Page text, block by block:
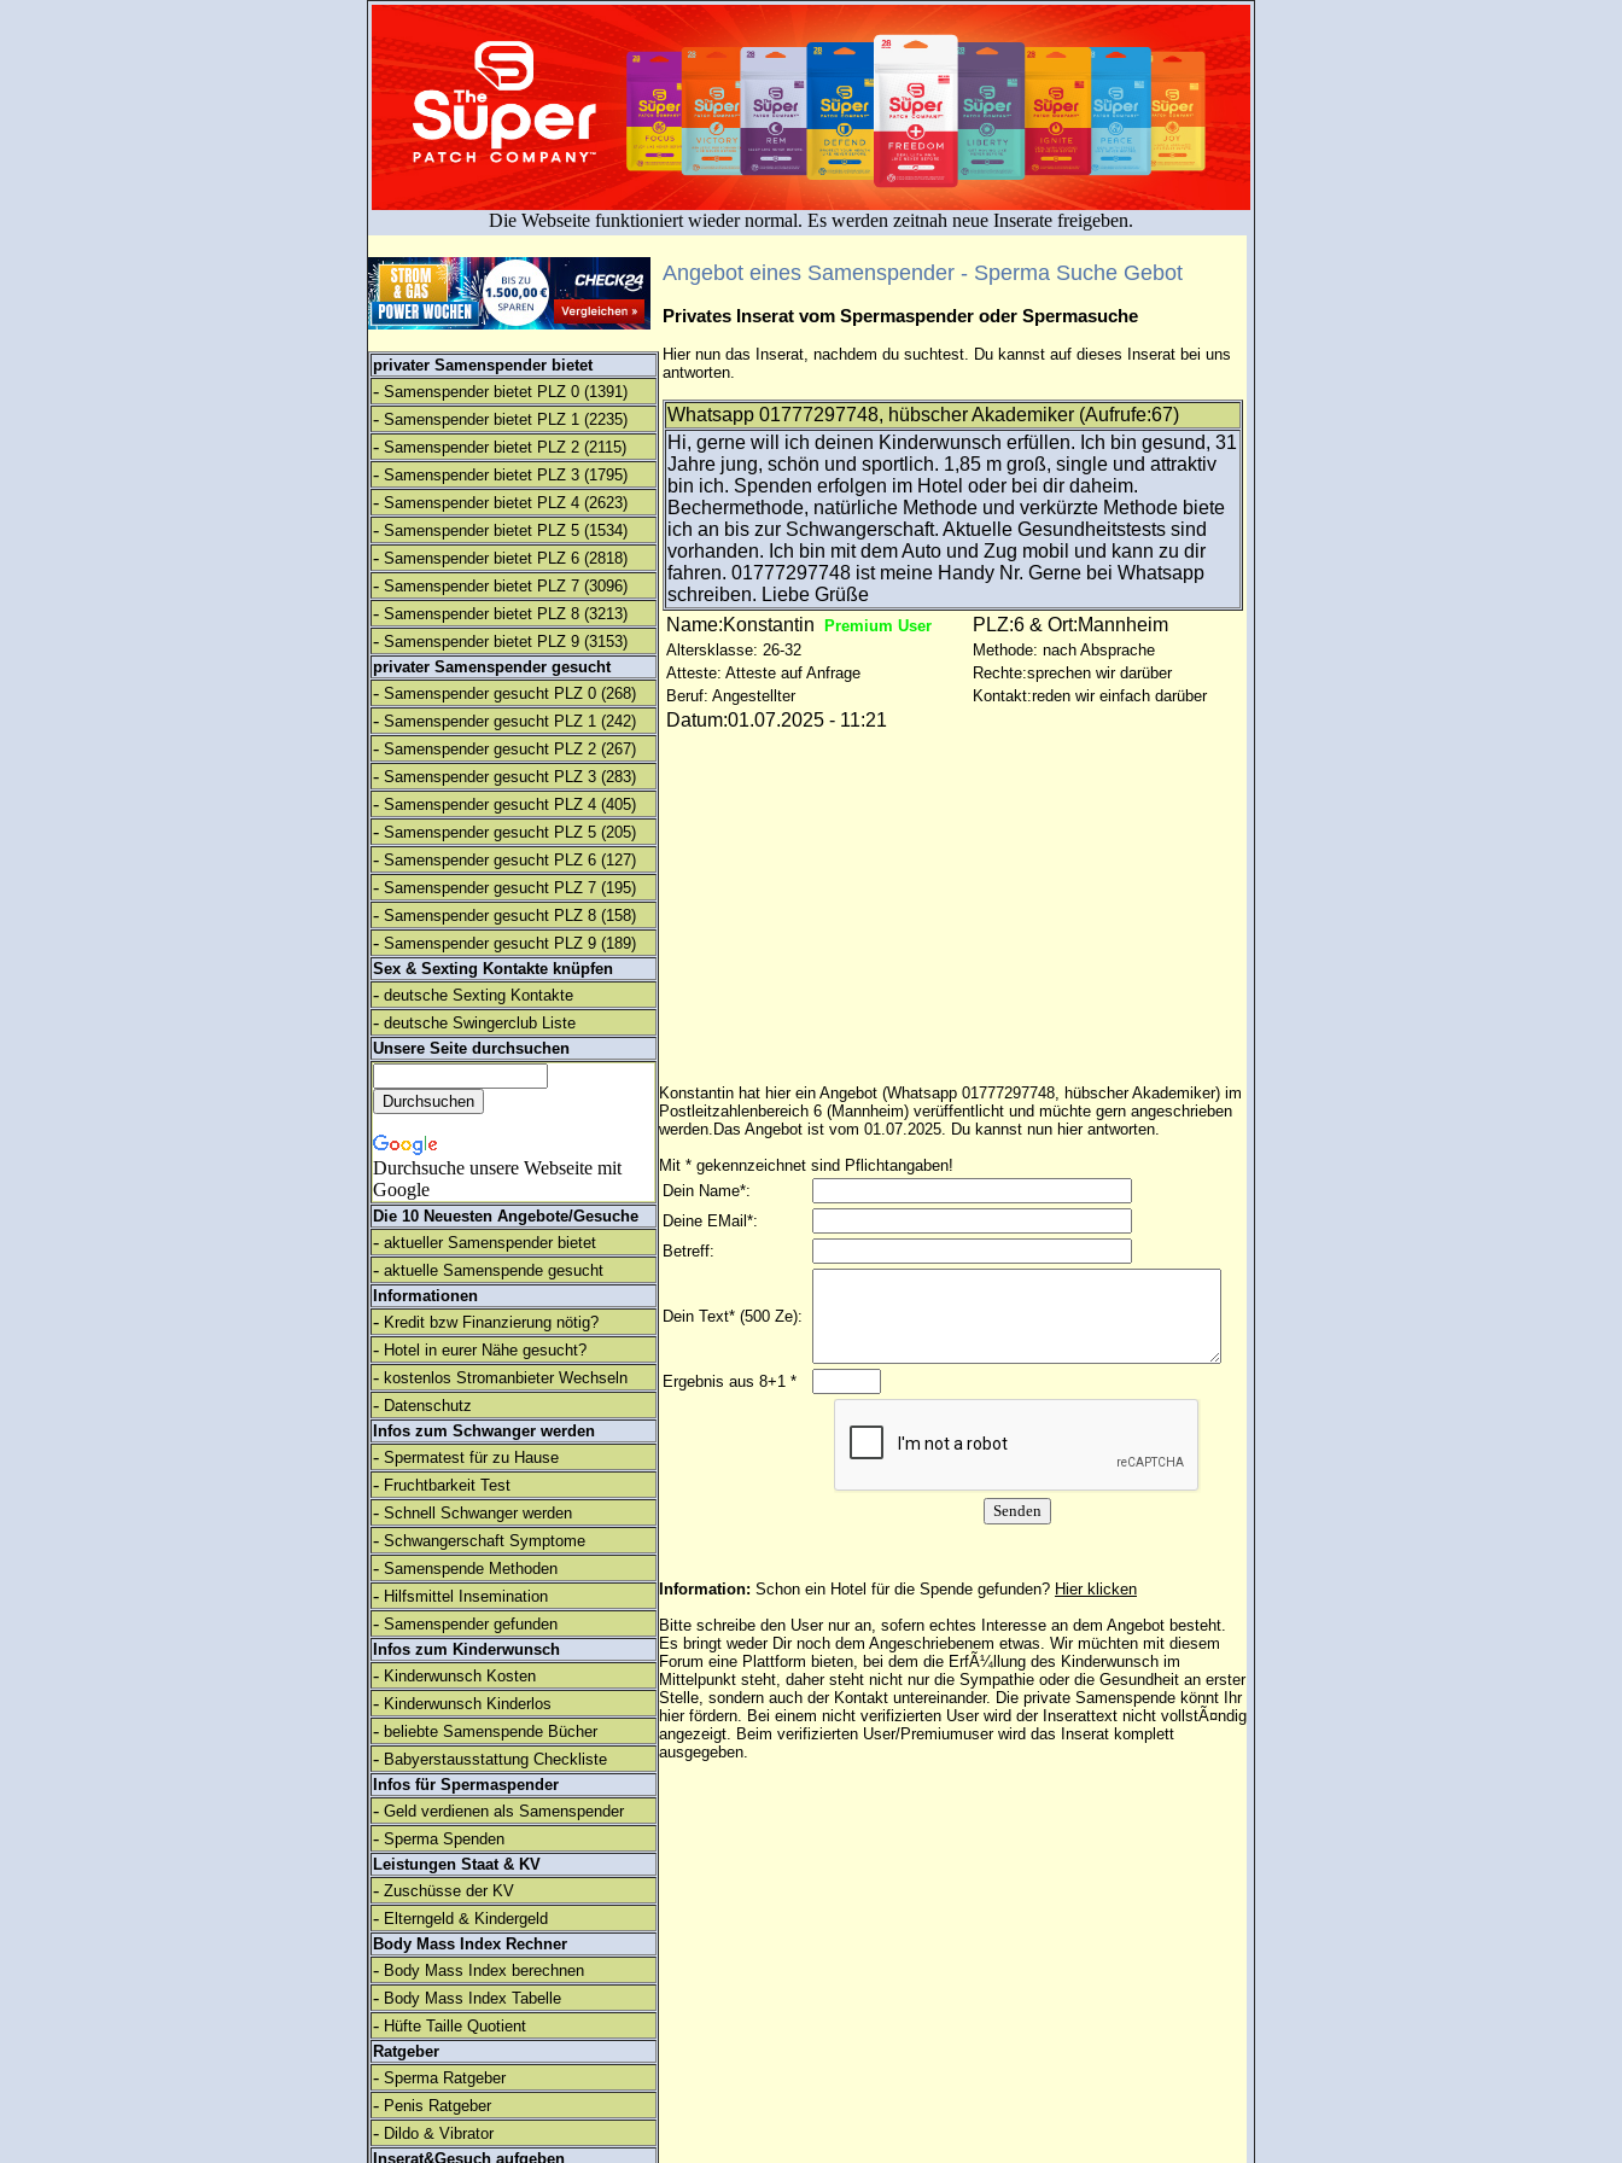
Die Webseite funktioniert wieder normal. Es werden zeitnah neue Inserate freigeben.
privater Samenspender bietet
- Samenspender bietet PLZ 0 (1391)
- Samenspender bietet PLZ 1 (2235)
- Samenspender bietet PLZ 2 (2115)
- Samenspender bietet PLZ 3 (1795)
- Samenspender bietet PLZ 4 (2623)
- Samenspender bietet PLZ 5 (1534)
- Samenspender bietet PLZ 6 (2818)
- Samenspender bietet PLZ 7 (3096)
- Samenspender bietet PLZ 8 (3213)
- Samenspender bietet PLZ 9 (3153)
privater Samenspender gesucht
- Samenspender gesucht PLZ 0 (268)
- Samenspender gesucht PLZ 1 (242)
- Samenspender gesucht PLZ 2 (267)
- Samenspender gesucht PLZ 3 (283)
- Samenspender gesucht PLZ 4 (405)
- Samenspender gesucht PLZ 5 (205)
- Samenspender gesucht PLZ 6 (127)
- Samenspender gesucht PLZ 7 (195)
- Samenspender gesucht PLZ 8 (158)
- Samenspender gesucht PLZ 9 (189)
Sex & Sexting Kontakte knüpfen
- deutsche Sexting Kontakte
- deutsche Swingerclub Liste
Unsere Seite durchsuchen
Durchsuche unsere Webseite mit
Google
Die 10 Neuesten Angebote/Gesuche
- aktueller Samenspender bietet
- aktuelle Samenspende gesucht
Informationen
- Kredit bzw Finanzierung nötig?
- Hotel in eurer Nähe gesucht?
- kostenlos Stromanbieter Wechseln
- Datenschutz
Infos zum Schwanger werden
- Spermatest für zu Hause
- Fruchtbarkeit Test
- Schnell Schwanger werden
- Schwangerschaft Symptome
- Samenspende Methoden
- Hilfsmittel Insemination
- Samenspender gefunden
Infos zum Kinderwunsch
- Kinderwunsch Kosten
- Kinderwunsch Kinderlos
- beliebte Samenspende Bücher
- Babyerstausstattung Checkliste
Infos für Spermaspender
- Geld verdienen als Samenspender
- Sperma Spenden
Leistungen Staat & KV
- Zuschüsse der KV
- Elterngeld & Kindergeld
Body Mass Index Rechner
- Body Mass Index berechnen
- Body Mass Index Tabelle
- Hüfte Taille Quotient
Ratgeber
- Sperma Ratgeber
- Penis Ratgeber
- Dildo & Vibrator
Inserat&Gesuch aufgeben
Angebot eines Samenspender - Sperma Suche Gebot
Privates Inserat vom Spermaspender oder Spermasuche
Hier nun das Inserat, nachdem du suchtest. Du kannst auf dieses Inserat bei uns
antworten.
Whatsapp 01777297748, hübscher Akademiker (Aufrufe:67)
Hi, gerne will ich deinen Kinderwunsch erfüllen. Ich bin gesund, 31
Jahre jung, schön und sportlich. 1,85 m groß, single und attraktiv
bin ich. Spenden erfolgen im Hotel oder bei dir daheim.
Bechermethode, natürliche Methode und verkürzte Methode biete
ich an bis zur Schwangerschaft. Aktuelle Gesundheitstests sind
vorhanden. Ich bin mit dem Auto und Zug mobil und kann zu dir
fahren. 01777297748 ist meine Handy Nr. Gerne bei Whatsapp
schreiben. Liebe Grüße
Name:Konstantin
Premium User PLZ:6 & Ort:Mannheim
Altersklasse: 26-32
Methode: nach Absprache
Atteste: Atteste auf Anfrage
Rechte:sprechen wir darüber
Beruf: Angestellter
Kontakt:reden wir einfach darüber
Datum:01.07.2025 - 11:21
Konstantin hat hier ein Angebot (Whatsapp 01777297748, hübscher Akademiker) im
Postleitzahlenbereich 6 (Mannheim) verüffentlicht und müchte gern angeschrieben
werden.Das Angebot ist vom 01.07.2025. Du kannst nun hier antworten.
Mit * gekennzeichnet sind Pflichtangaben!
Dein Name*:
Deine EMail*:
Betreff:
Dein Text* (500 Ze):
Ergebnis aus 8+1 *
Information: Schon ein Hotel für die Spende gefunden? Hier klicken
Bitte schreibe den User nur an, sofern echtes Interesse an dem Angebot besteht.
Es bringt weder Dir noch dem Angeschriebenem etwas. Wir müchten mit diesem
Forum eine Plattform bieten, bei dem die ErfÃ¼llung des Kinderwunsch im
Mittelpunkt steht, daher steht nicht nur die Sympathie oder die Gesundheit an erster
Stelle, sondern auch der Kontakt untereinander. Die private Samenspende könnt Ihr
hier fördern. Bei einem nicht verifizierten User wird der Inserattext nicht vollstÃ¤ndig
angezeigt. Beim verifizierten User/Premiumuserwird das Inserat komplett
ausgegeben.